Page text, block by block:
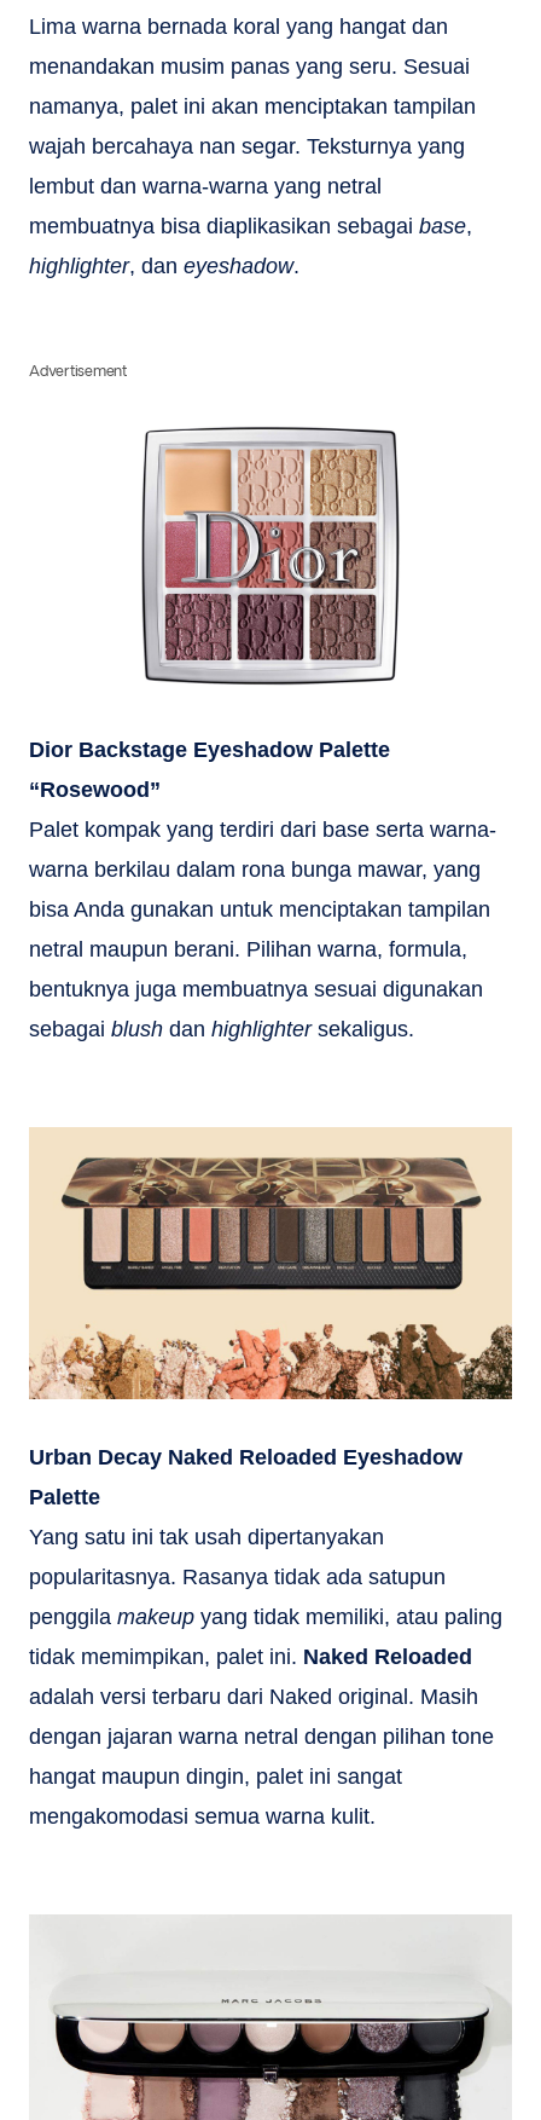
Lima warna bernada koral yang hangat dan
menandakan musim panas yang seru. Sesuai
namanya, palet ini akan menciptakan tampilan
wajah bercahaya nan segar. Teksturnya yang
lembut dan warna-warna yang netral
membuatnya bisa diaplikasikan sebagai base,
highlighter, dan eyeshadow.
Advertisement
Dior Backstage Eyeshadow Palette
“Rosewood”
Palet kompak yang terdiri dari base serta warna-
warna berkilau dalam rona bunga mawar, yang
bisa Anda gunakan untuk menciptakan tampilan
netral maupun berani. Pilihan warna, formula,
bentuknya juga membuatnya sesuai digunakan
sebagai blush dan highlighter sekaligus.
Urban Decay Naked Reloaded Eyeshadow
Palette
Yang satu ini tak usah dipertanyakan
popularitasnya. Rasanya tidak ada satupun
penggila makeup yang tidak memiliki, atau paling
tidak memimpikan, palet ini. Naked Reloaded
adalah versi terbaru dari Naked original. Masih
dengan jajaran warna netral dengan pilihan tone
hangat maupun dingin, palet ini sangat
mengakomodasi semua warna kulit.